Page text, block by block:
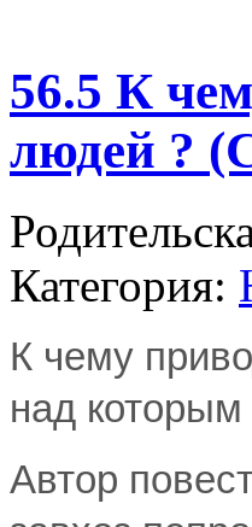
56.5 К
людей ?
Категория:
К чему
над
Автор